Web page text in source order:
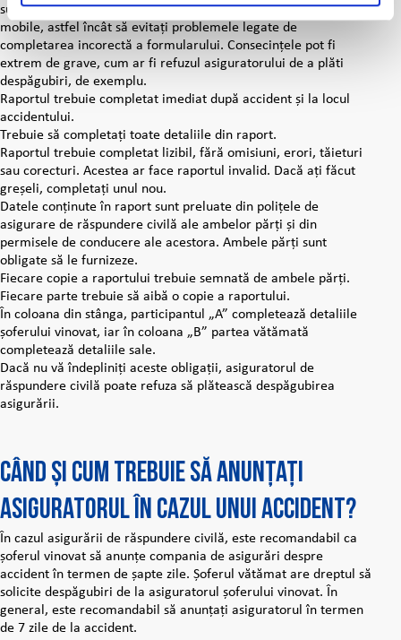
sunați la 0800 10 200 pentru a solicita asistența unei echipe
mobile, astfel încât să evitați problemele legate de
completarea incorectă a formularului. Consecințele pot fi
extrem de grave, cum ar fi refuzul asiguratorului de a plăti
despăgubiri, de exemplu.
Raportul trebuie completat imediat după accident și la locul
accidentului.
Trebuie să completați toate detaliile din raport.
Raportul trebuie completat lizibil, fără omisiuni, erori, tăieturi
sau corecturi. Acestea ar face raportul invalid. Dacă ați făcut
greșeli, completați unul nou.
Datele conținute în raport sunt preluate din polițele de
asigurare de răspundere civilă ale ambelor părți și din
permisele de conducere ale acestora. Ambele părți sunt
obligate să le furnizeze.
Fiecare copie a raportului trebuie semnată de ambele părți.
Fiecare parte trebuie să aibă o copie a raportului.
În coloana din stânga, participantul „A” completează detaliile
șoferului vinovat, iar în coloana „B” partea vătămată
completează detaliile sale.
Dacă nu vă îndepliniți aceste obligații, asiguratorul de
răspundere civilă poate refuza să plătească despăgubirea
asigurării.
Când și cum trebuie să anunțați
asiguratorul în cazul unui accident?
În cazul asigurării de răspundere civilă, este recomandabil ca
șoferul vinovat să anunțe compania de asigurări despre
accident în termen de șapte zile. Șoferul vătămat are dreptul să
solicite despăgubiri de la asiguratorul șoferului vinovat. În
general, este recomandabil să anunțați asiguratorul în termen
de 7 zile de la accident.